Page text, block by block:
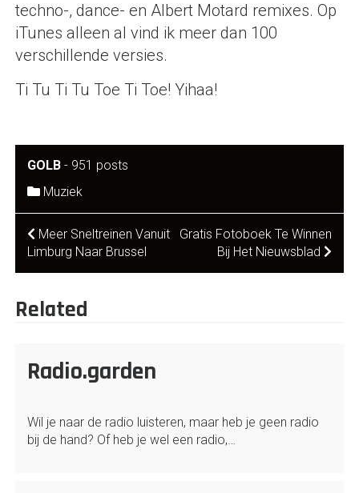
techno-, dance- en Albert Motard remixes. Op
iTunes alleen al vind ik meer dan 100
verschillende versies.
Ti Tu Ti Tu Toe Ti Toe! Yihaa!
GOLB- 951 posts
Muziek
Post
navigation
Meer Sneltreinen Vanuit
Limburg Naar Brussel
Gratis Fotoboek Te Winnen
Bij Het Nieuwsblad
Related
Radio.garden
Wil je naar de radio luisteren, maar heb je geen radio
bij de hand? Of heb je wel een radio,…